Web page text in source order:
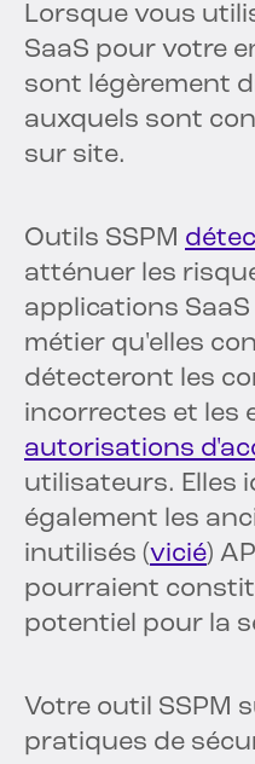
Lorsque vous
SaaS pour votre
sont légèrement
auxquels sont
sur site.
Outils SSPM
atténuer les
applications
métier qu'elles
détecteront les
incorrectes et les
autorisations
utilisateurs. Elles
également les
inutilisés (vicié)
pourraient
potentiel pour la
Votre outil SSPM
pratiques de